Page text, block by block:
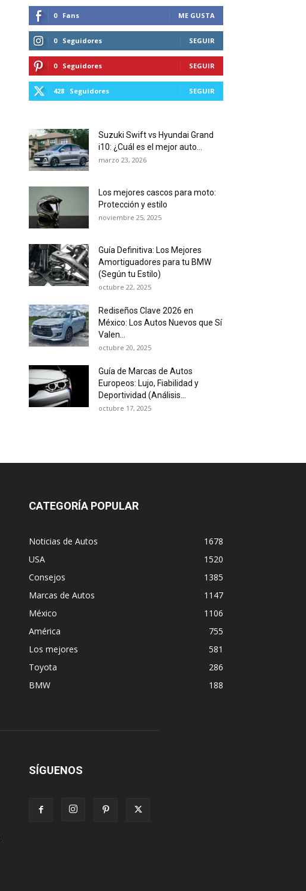
0 Fans ME GUSTA
0 Seguidores SEGUIR
0 Seguidores SEGUIR
428 Seguidores SEGUIR
Suzuki Swift vs Hyundai Grand
i10: ¿Cuál es el mejor auto...
marzo 23, 2026
Los mejores cascos para moto:
Protección y estilo
noviembre 25, 2025
Guía Definitiva: Los Mejores
Amortiguadores para tu BMW
(Según tu Estilo)
octubre 22, 2025
Rediseños Clave 2026 en
México: Los Autos Nuevos que Sí
Valen...
octubre 20, 2025
Guía de Marcas de Autos
Europeos: Lujo, Fiabilidad y
Deportividad (Análisis...
octubre 17, 2025
CATEGORÍA POPULAR
Noticias de Autos
1678
USA
1520
Consejos
1385
Marcas de Autos
1147
México
1106
América
755
Los mejores
581
Toyota
286
BMW
188
SÍGUENOS